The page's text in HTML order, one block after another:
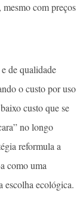
mesmo com preços
de qualidade
o custo por uso
custo que se
no longo
reformula a
como uma
escolha ecológica.